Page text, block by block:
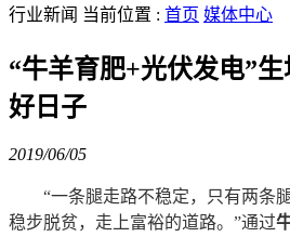
行业新闻 当前位置 : 首页 媒体中心
“牛羊育肥+光伏发电”
好日子
2019/06/05
“一条腿走路不稳定，只有两条
稳步脱贫，走上富裕的道路。”通过